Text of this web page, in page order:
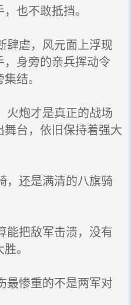
也不敢抵挡。
虐，风元面上浮现
身旁的亲兵挥动令
结。
炮才是真正的战场
台，依旧保持着强大
还是满清的八旗骑
把敌军击溃，没有
。
惨重的不是两军对